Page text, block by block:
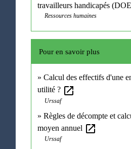
travailleurs handicapés
Ressources humaines
Pour en savoir plus
Calcul des effectifs d'une
utilité ? open_in_new
Urssaf
Règles de décompte et
moyen annuel open_in_new
Urssaf